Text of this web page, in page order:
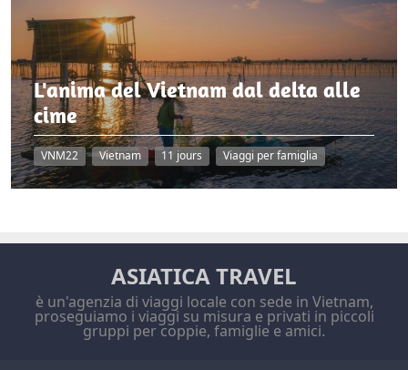
L'anima del Vietnam dal delta alle
cime
VNM22 Vietnam 11 jours Viaggi per famiglia
ASIATICA TRAVEL
è un'agenzia di viaggi locale con sede in Vietnam,
proseguiamo i viaggi su misura e privati in piccoli
gruppi per coppie, famiglie e amici.